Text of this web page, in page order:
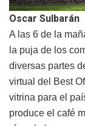
Oscar Sulbarán
A las 6 de la
la puja de los
diversas partes
virtual del Best
vitrina para el
produce el café